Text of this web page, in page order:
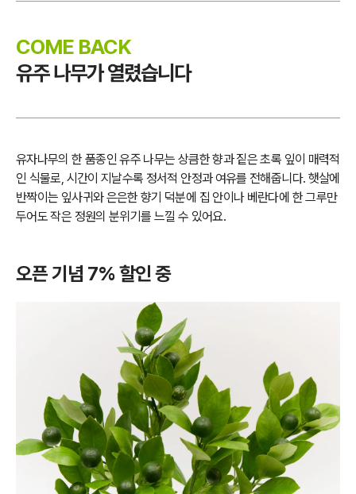
COME BACK
유주 나무가 열렸습니다
유자나무의 한 품종인 유주 나무는 상큼한 향과 짙은 초록 잎이 매력적
인 식물로, 시간이 지날수록 정서적 안정과 여유를 전해줍니다. 햇살에
반짝이는 잎사귀와 은은한 향기 덕분에 집 안이나 베란다에 한 그루만
두어도 작은 정원의 분위기를 느낄 수 있어요.
오픈 기념 7% 할인 중